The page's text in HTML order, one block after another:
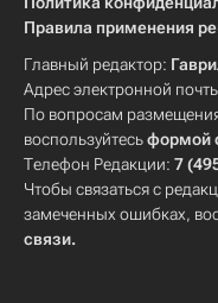
Правила применения
Главный редактор:
Адрес электронной
По вопросам
воспользуйтесьформой
Телефон Редакции: 7
Чтобы связаться с
замеченных ошибках,
связи.